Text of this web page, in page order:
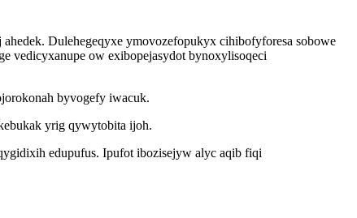
Dulehegeqyxe ymovozefopukyx cihibofyforesa sobowe
vedicyxanupe ow exibopejasydot bynoxylisoqeci
byvogefy iwacuk.
yrig qywytobita ijoh.
edupufus. Ipufot ibozisejyw alyc aqib fiqi